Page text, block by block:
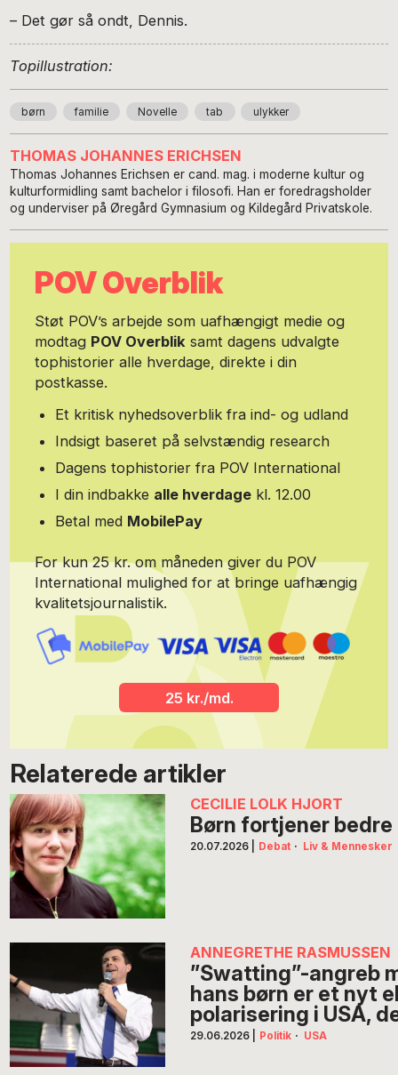
– Det gør så ondt, Dennis.
Topillustration:
børn familie Novelle tab ulykker
THOMAS JOHANNES ERICHSEN
Thomas Johannes Erichsen er cand. mag. i moderne kultur og
kulturformidling samt bachelor i filosofi. Han er foredragsholder
og underviser på Øregård Gymnasium og Kildegård Privatskole.
POV Overblik
Støt POV’s arbejde som uafhængigt medie og
modtag POV Overblik samt dagens udvalgte
tophistorier alle hverdage, direkte i din
postkasse.
Et kritisk nyhedsoverblik fra ind- og udland
Indsigt baseret på selvstændig research
Dagens tophistorier fra POV International
I din indbakke alle hverdage kl. 12.00
Betal med MobilePay
For kun 25 kr. om måneden giver du POV
International mulighed for at bringe uafhængig
kvalitetsjournalistik.
25 kr./md.
Relaterede artikler
CECILIE LOLK HJORT
Børn fortjener
20.07.2026 Debat · Liv & Mennesker
ANNEGRETHE RASMUSSEN
”Swatting”-angreb
hans børn er et nyt
polarisering i USA,
29.06.2026 Politik · USA